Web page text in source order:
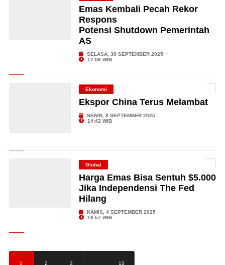
Emas Kembali Pecah Rekor
Respons
Potensi Shutdown Pemerintah
AS
SELASA, 30 SEPTEMBER 2025
17:06 WIB
Ekonomi
Ekspor China Terus Melambat
SENIN, 8 SEPTEMBER 2025
14:42 WIB
Global
Harga Emas Bisa Sentuh $5.000
Jika Independensi The Fed
Hilang
KAMIS, 4 SEPTEMBER 2025
16:57 WIB
1 2 3 13